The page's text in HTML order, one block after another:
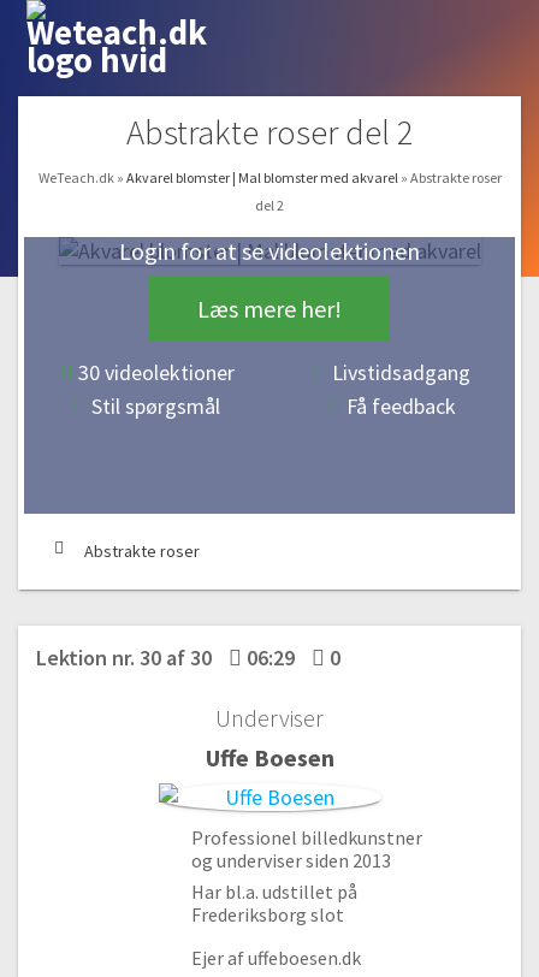
Abstrakte roser del 2
WeTeach.dk » Akvarel blomster | Mal blomster med akvarel » Abstrakte roser
del 2
Login for at se videolektionen
Læs mere her!
30 videolektioner
Livstidsadgang
Stil spørgsmål
Få feedback
Abstrakte roser
Lektion nr. 30 af 30 06:29 0
Underviser
Uffe Boesen
Professionel billedkunstner
og underviser siden 2013
Har bl.a. udstillet på
Frederiksborg slot
Ejer af uffeboesen.dk
#1 Mal grønne farver
Gratis video
13:04
#2 Monochrome akvarel øvelse
#3 Monochrome akvarel øvelse del 2
#6 Grøn abstraktion
11:01
#7 Abstrakte blomster
12:26
#11 Farverige natur farver
#12 Farverige natur farver del 2